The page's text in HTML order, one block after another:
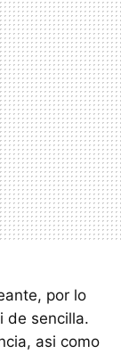
por lo
de sencilla.
asi como